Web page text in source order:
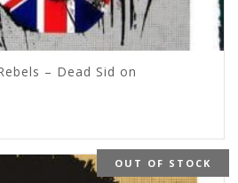
– Dead Sid on
OUT OF STOCK